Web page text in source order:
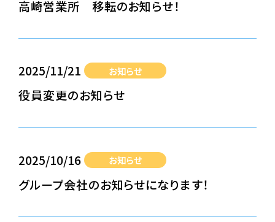
高崎営業所 移転のお知らせ！
2025/11/21 お知らせ
役員変更のお知らせ
2025/10/16 お知らせ
グループ会社のお知らせになります！